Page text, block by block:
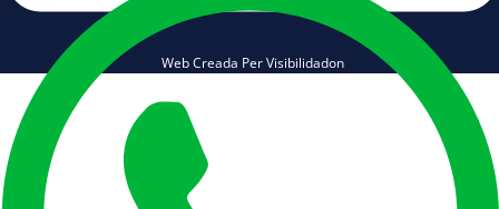
Web Creada Per Visibilidadon